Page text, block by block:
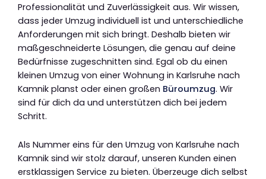
Professionalität und Zuverlässigkeit aus. Wir wissen,
dass jeder Umzug individuell ist und unterschiedliche
Anforderungen mit sich bringt. Deshalb bieten wir
maßgeschneiderte Lösungen, die genau auf deine
Bedürfnisse zugeschnitten sind. Egal ob du einen
kleinen Umzug von einer Wohnung in Karlsruhe nach
Kamnik planst oder einen großen Büroumzug. Wir
sind für dich da und unterstützen dich bei jedem
Schritt.
Als Nummer eins für den Umzug von Karlsruhe nach
Kamnik sind wir stolz darauf, unseren Kunden einen
erstklassigen Service zu bieten. Überzeuge dich selbst